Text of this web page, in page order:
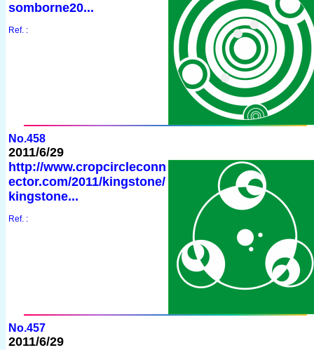
somborne20...
Ref. :
No.458
2011/6/29
http://www.cropcircleconn
ector.com/2011/kingstone/
kingstone...
Ref. :
No.457
2011/6/29